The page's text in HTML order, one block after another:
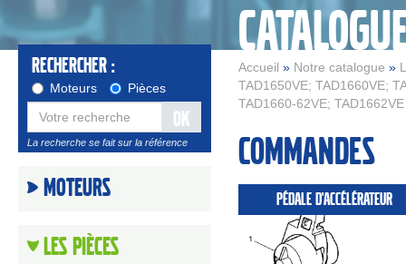
Accueil » Notre catalogue »
TAD1650VE; TAD1660VE;
TAD1660-62VE; TAD1662VE
Rechercher :
Moteurs Pièces
OK
La recherche se fait sur la référence
Moteurs
Les Pièces
Commandes
PÉDALE D'ACCÉLÉRATEUR